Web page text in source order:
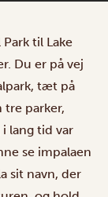
til Lake
Du er på vej
tæt på
tre parker,
lang tid var
se impalaen
sit navn, der